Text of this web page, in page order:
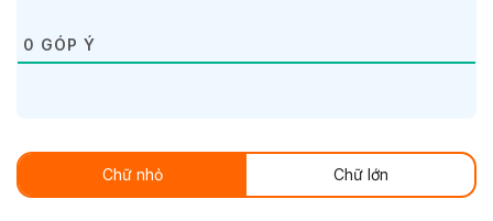
0 GÓP Ý
Chữ nhỏ Chữ lớn